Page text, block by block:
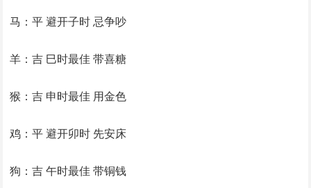
马：平 避开子时 忌争吵
羊：吉 巳时最佳 带喜糖
猴：吉 申时最佳 用金色
鸡：平 避开卯时 先安床
狗：吉 午时最佳 带铜钱